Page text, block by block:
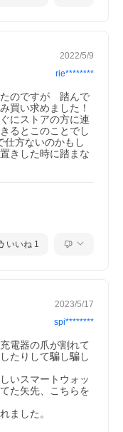
2022/5/9
rie********
のですが　踏んで
買い求めました！
にストアの方に連
るとこのことでし
仕方ないのかもし
きした時に踏まな
いいね 1
2023/5/17
spi********
電器の爪が割れて
たりして騙し騙し
いスマートウォッ
た矢先、こちらを
ました。